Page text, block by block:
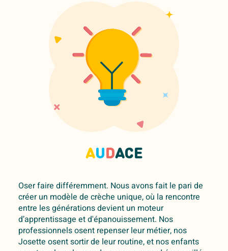
AUDACE
Oser faire différemment. Nous avons fait le pari de
créer un modèle de crèche unique, où la rencontre
entre les générations devient un moteur
d’apprentissage et d'épanouissement. Nos
professionnels osent repenser leur métier, nos
Josette osent sortir de leur routine, et nos enfants